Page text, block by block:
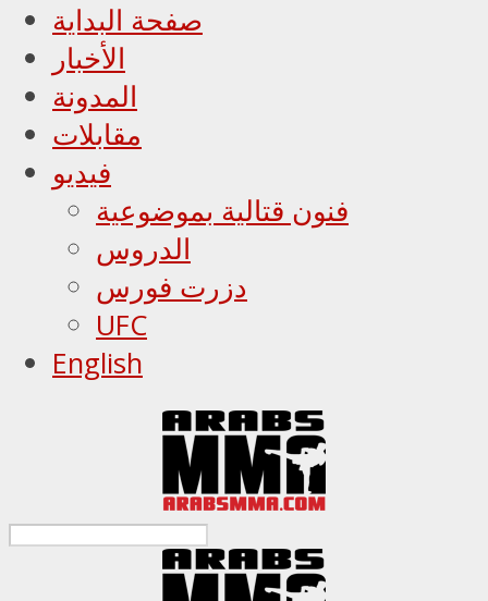
صفحة البداية
الأخبار
المدونة
مقابلات
فيديو
فنون قتالية بموضوعية
الدروس
دزرت فورس
UFC
English